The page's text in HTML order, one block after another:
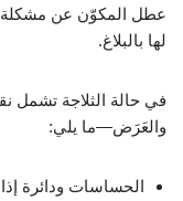
عطل المكوّن عن مشكلة
لها بالبلاغ.
في حالة الثلاجة تشمل
والعَرَض—ما يلي:
الحساسات ودائرة